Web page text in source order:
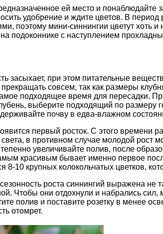
ей место и понаблюдайте
удобрение и ждите цветов. В период
поэтому мини-синнингии цветут хоть и
подоконнике с наступлением
засыхает, при этом питательные
совсем, так как размеры
подходящее время для пересадки.
выберите подходящий по размеру
почву в едва-влажном
первый росток. С этого времени
в противном случае молодой рост
увеличивайте полив, после
красивым бывает именно первое
8-10 крупных колокольчатых цветков,
роста синнингий выражена не
Чтобы они отдохнули и набрались
полив и поставите розетку в менее
отомрет.